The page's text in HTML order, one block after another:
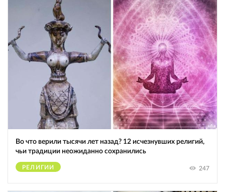
Во что верили тысячи лет назад? 12 исчезнувших религий,
чьи традиции неожиданно сохранились
РЕЛИГИИ 247